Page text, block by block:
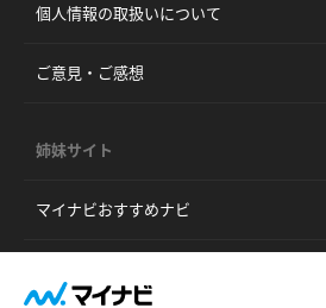
個人情報の取扱いについて
ご意見・ご感想
姉妹サイト
マイナビおすすめナビ